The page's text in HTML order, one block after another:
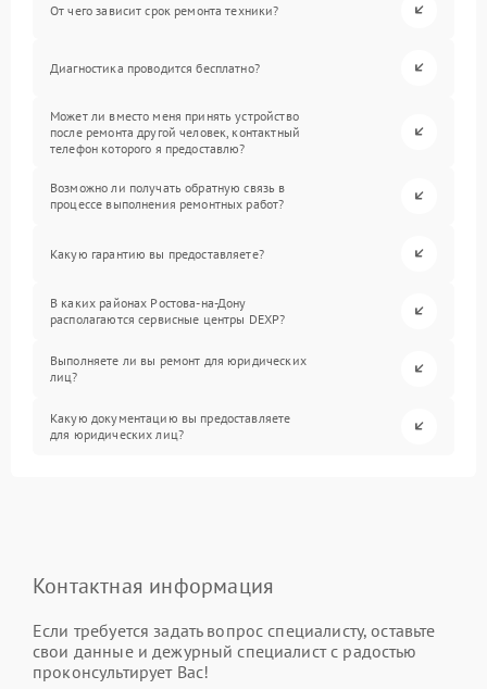
От чего зависит срок ремонта техники?
Диагностика проводится бесплатно?
Может ли вместо меня принять устройство
после ремонта другой человек, контактный
телефон которого я предоставлю?
Возможно ли получать обратную связь в
процессе выполнения ремонтных работ?
Какую гарантию вы предоставляете?
В каких районах Ростова-на-Дону
располагаются сервисные центры DEXP?
Выполняете ли вы ремонт для юридических
лиц?
Какую документацию вы предоставляете
для юридических лиц?
Контактная информация
Если требуется задать вопрос специалисту, оставьте
свои данные и дежурный специалист с радостью
проконсультирует Вас!